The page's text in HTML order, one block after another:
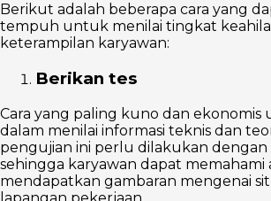
Berikut adalah beberapa cara yang
tempuh untuk menilai tingkat
keterampilan karyawan:
Berikan tes
Cara yang paling kuno dan
dalam menilai informasi teknis dan
pengujian ini perlu dilakukan dengan
sehingga karyawan dapat memahami
mendapatkan gambaran mengenai